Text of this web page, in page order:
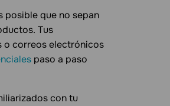
posible que no sepan
Tus
o correos electrónicos
paso a paso
con tu